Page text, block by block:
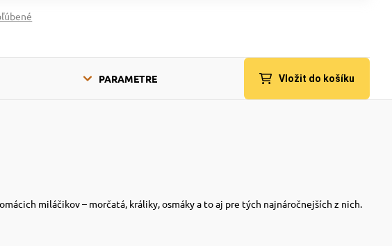
PARAMETRE Vložit do košíku
miláčikov – morčatá, králiky, osmáky a to aj pre tých najnáročnejších z nich.